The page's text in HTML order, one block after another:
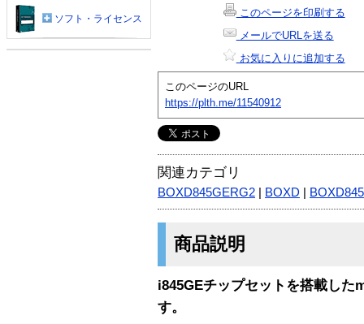
このページを印刷する
メールでURLを送る
お気に入りに追加する
このページのURL
https://plth.me/11540912
関連カテゴリ
BOXD845GERG2 BOXD BOXD845
商品説明
i845GEチップセットを搭載し
す。
ソフト・ライセンス